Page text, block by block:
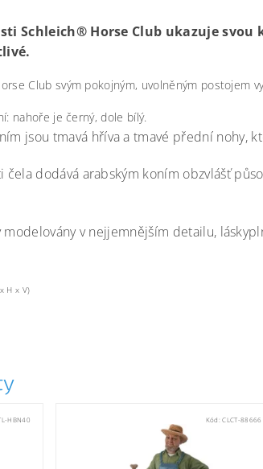
Schleich® Horse Club ukazuje
Club svým pokojným, uvolněným postojem
nahoře je černý, dole bílý.
jsou tmavá hříva a tmavé přední nohy,
dodává arabským koním obzvlášť
v nejjemnějším detailu,
H x V)
HBN40 Kód:CLCT-88666